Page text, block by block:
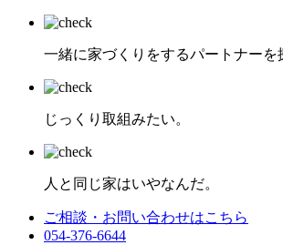
一緒に家づくりをするパートナーを
じっくり取組みたい。
人と同じ家はいやなんだ。
ご相談・お問い合わせはこちら
054-376-6644